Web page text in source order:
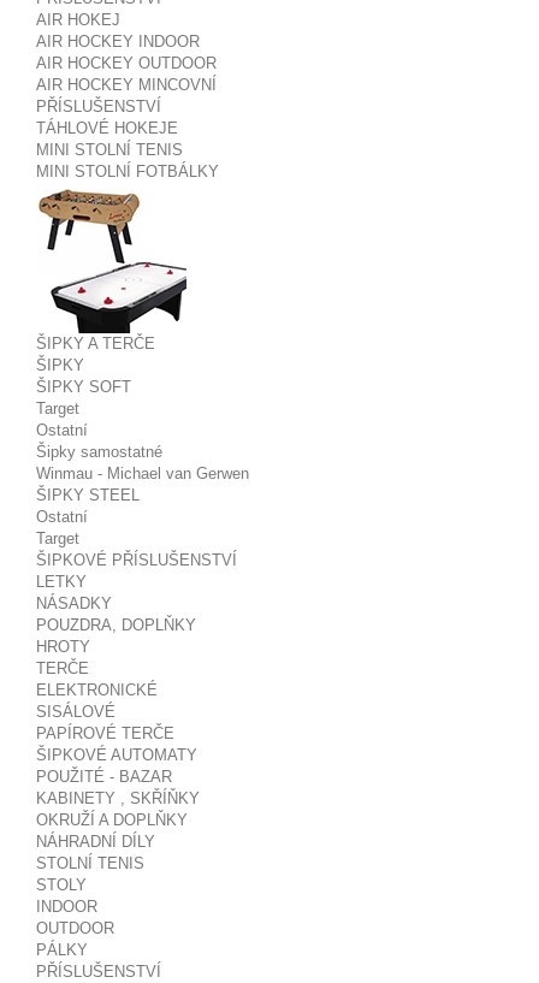
AIR HOKEJ
AIR HOCKEY INDOOR
AIR HOCKEY OUTDOOR
AIR HOCKEY MINCOVNÍ
PŘÍSLUŠENSTVÍ
TÁHLOVÉ HOKEJE
MINI STOLNÍ TENIS
MINI STOLNÍ FOTBÁLKY
ŠIPKY A TERČE
ŠIPKY
ŠIPKY SOFT
Target
Ostatní
Šipky samostatné
Winmau - Michael van Gerwen
ŠIPKY STEEL
Ostatní
Target
ŠIPKOVÉ PŘÍSLUŠENSTVÍ
LETKY
NÁSADKY
POUZDRA, DOPLŇKY
HROTY
TERČE
ELEKTRONICKÉ
SISÁLOVÉ
PAPÍROVÉ TERČE
ŠIPKOVÉ AUTOMATY
POUŽITÉ - BAZAR
KABINETY , SKŘÍŇKY
OKRUŽÍ A DOPLŇKY
NÁHRADNÍ DÍLY
STOLNÍ TENIS
STOLY
INDOOR
OUTDOOR
PÁLKY
PŘÍSLUŠENSTVÍ